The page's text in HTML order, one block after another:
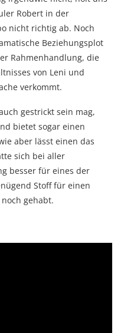
Robert in der
nicht richtig ab. Noch
Beziehungsplot
Rahmenhandlung, die
von Leni und
verkommt.
gestrickt sein mag,
bietet sogar einen
aber lässt einen das
sich bei aller
besser für eines der
Stoff für einen
gehabt.